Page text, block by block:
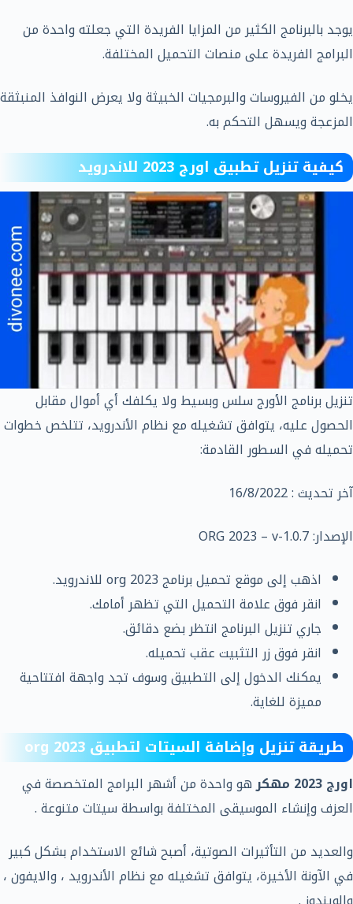
يوجد بالبرنامج الكثير من المزايا الفريدة التي جعلته واحدة من
البرامج الفريدة على منصات التحميل المختلفة.
يخلو من الفيروسات والبرمجيات الخبيثة ولا يعرض النوافذ المنبثقة
المزعجة ويسهل التحكم به.
كيفية تنزيل تطبيق اورج 2023 للاندرويد
تنزيل برنامج الأورج سلس وبسيط ولا يكلفك أي أموال مقابل
الحصول عليه، يتوافق تشغيله مع نظام الأندرويد، تتلخص خطوات
تحميله في السطور القادمة:
آخر تحديث : 16/8/2022
الإصدار: ORG 2023 – v-1.0.7
اذهب إلى موقع تحميل برنامج 2023 org للاندرويد.
انقر فوق علامة التحميل التي تظهر أمامك.
جاري تنزيل البرنامج انتظر بضع دقائق.
انقر فوق زر التثبيت عقب تحميله.
يمكنك الدخول إلى التطبيق وسوف تجد واجهة افتتاحية
مميزة للغاية.
طريقة تنزيل وإضافة السيتات لتطبيق org 2023
اورج 2023 مهكر
هو واحدة من أشهر البرامج المتخصصة في
العزف وإنشاء الموسيقى المختلفة بواسطة سيتات متنوعة .
والعديد من التأثيرات الصوتية، أصبح شائع الاستخدام بشكل كبير
في الآونة الأخيرة، يتوافق تشغيله مع نظام الأندرويد ، والايفون ،